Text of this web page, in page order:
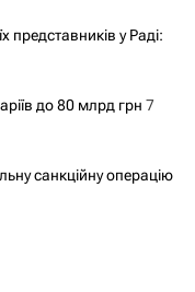
представників у Раді:
до 80 млрд грн 7
санкційну операцію